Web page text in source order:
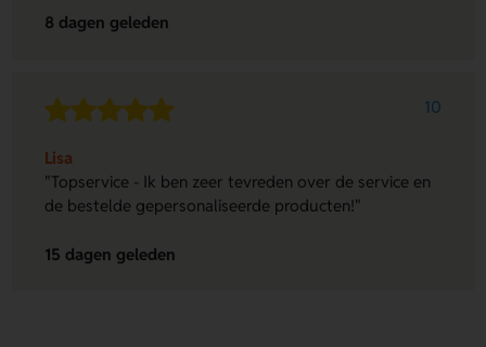
8 dagen geleden
10
Lisa
"Topservice - Ik ben zeer tevreden over de service en
de bestelde gepersonaliseerde producten!"
15 dagen geleden